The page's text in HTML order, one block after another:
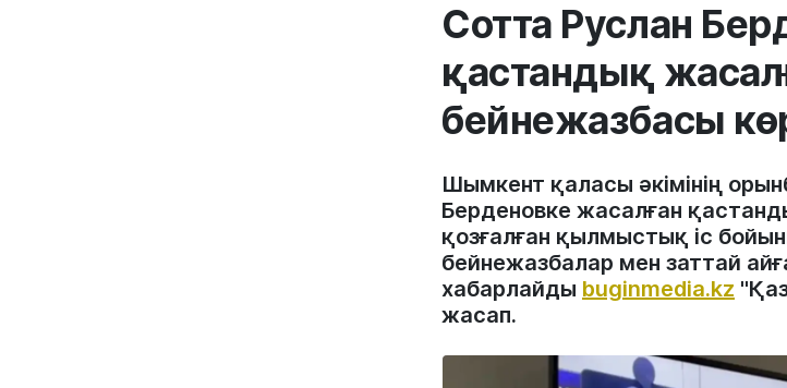
Сотта Руслан
қастандық
бейнежазбасы
Шымкент қаласы әкімінің
Берденовке жасалған
қозғалған қылмыстық іс
бейнежазбалар мен заттай
хабарлайды buginmedia.kz
жасап.